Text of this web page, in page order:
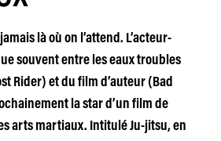
là où on l’attend. L’acteur-
souvent entre les eaux troubles
Rider) et du film d’auteur (Bad
la star d’un film de
arts martiaux. Intitulé Ju-jitsu, en